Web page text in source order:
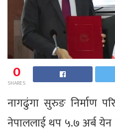
0
SHARES
नागढुंगा सुरुङ निर्माण
नेपाललाई थप ५.७ अर्ब